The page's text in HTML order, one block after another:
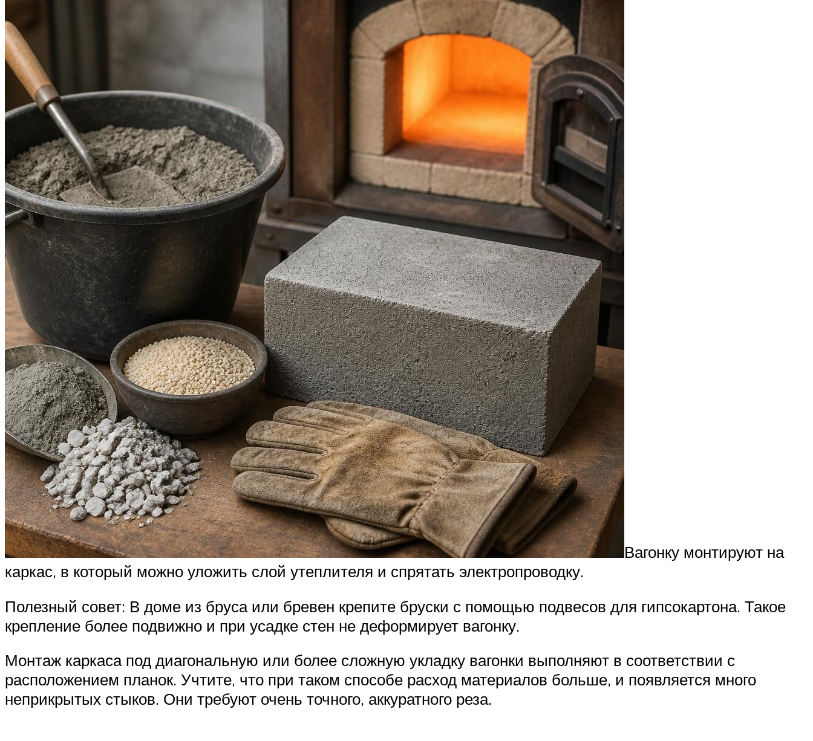
Вагонку монтируют на
каркас, в который можно уложить слой утеплителя и спрятать электропроводку.
Полезный совет: В доме из бруса или бревен крепите бруски с помощью подвесов для гипсокартона. Такое
крепление более подвижно и при усадке стен не деформирует вагонку.
Монтаж каркаса под диагональную или более сложную укладку вагонки выполняют в соответствии с
расположением планок. Учтите, что при таком способе расход материалов больше, и появляется много
неприкрытых стыков. Они требуют очень точного, аккуратного реза.